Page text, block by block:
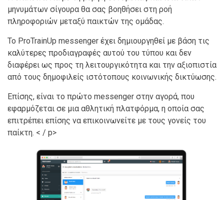
μηνυμάτων σίγουρα θα σας βοηθήσει στη ροή
πληροφοριών μεταξύ παικτών της ομάδας.
Το ProTrainUp messenger έχει δημιουργηθεί με βάση τις
καλύτερες προδιαγραφές αυτού του τύπου και δεν
διαφέρει ως προς τη λειτουργικότητα και την αξιοπιστία
από τους δημοφιλείς ιστότοπους κοινωνικής δικτύωσης.
Επίσης, είναι το πρώτο messenger στην αγορά, που
εφαρμόζεται σε μια αθλητική πλατφόρμα, η οποία σας
επιτρέπει επίσης να επικοινωνείτε με τους γονείς του
παίκτη. < / p>